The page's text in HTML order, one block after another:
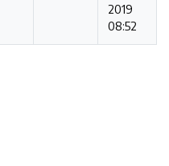
2019
08:52